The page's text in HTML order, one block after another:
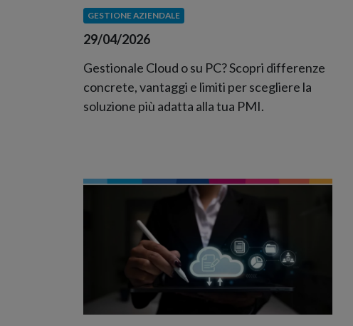
GESTIONE AZIENDALE
29/04/2026
Gestionale Cloud o su PC? Scopri differenze
concrete, vantaggi e limiti per scegliere la
soluzione più adatta alla tua PMI.